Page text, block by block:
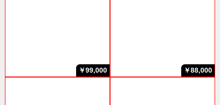
￥99,000 ￥88,000